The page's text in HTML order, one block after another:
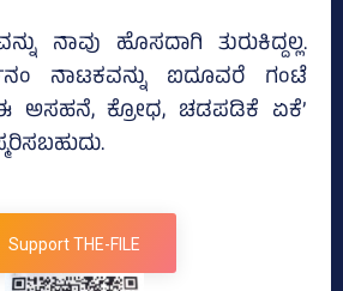
ನಾವು ಹೊಸದಾಗಿ ತುರುಕಿದ್ದಲ್ಲ.
ನಾಟಕವನ್ನು ಐದೂವರೆ ಗಂಟೆ
ಅಸಹನೆ, ಕ್ರೋಧ, ಚಡಪಡಿಕೆ ಏಕೆ’
Support THE-FILE